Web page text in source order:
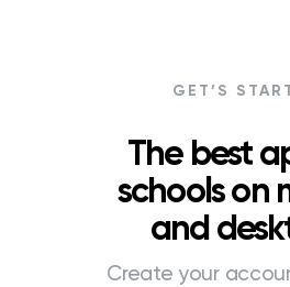
GET’S
The best
schools on
and
Create your